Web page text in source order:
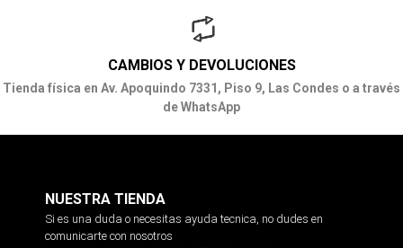
CAMBIOS Y DEVOLUCIONES
Tienda física en Av. Apoquindo 7331, Piso 9, Las Condes o a través
de WhatsApp
NUESTRA TIENDA
Si es una duda o necesitas ayuda tecnica, no dudes en
comunicarte con nosotros